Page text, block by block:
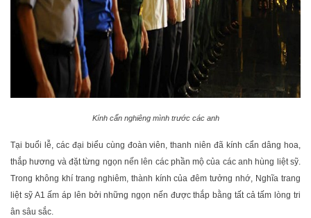
Kính cẩn nghiêng mình trước các anh
Tại buổi lễ, các đại biểu cùng đoàn viên, thanh niên đã kính cẩn dâng hoa,
thắp hương và đặt từng ngọn nến lên các phần mộ của các anh hùng liệt sỹ.
Trong không khí trang nghiêm, thành kính của đêm tưởng nhớ, Nghĩa trang
liệt sỹ A1 ấm áp lên bởi những ngọn nến được thắp bằng tất cả tấm lòng tri
ân sâu sắc.